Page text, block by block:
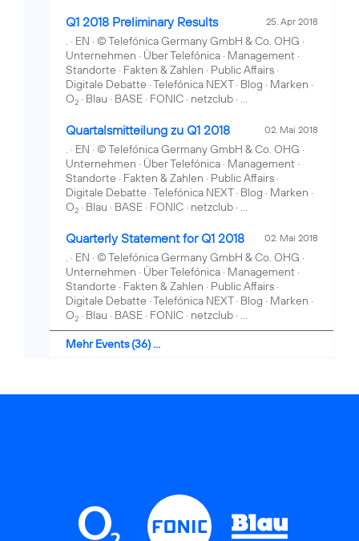
Q1 2018 Preliminary Results 25. Apr 2018
. · EN · © Telefónica Germany GmbH & Co. OHG ·
Unternehmen · Über Telefónica · Management ·
Standorte · Fakten & Zahlen · Public Affairs ·
Digitale Debatte · Telefónica NEXT · Blog · Marken ·
O2 · Blau · BASE · FONIC · netzclub · ...
Quartalsmitteilung zu Q1 2018 02. Mai 2018
. · EN · © Telefónica Germany GmbH & Co. OHG ·
Unternehmen · Über Telefónica · Management ·
Standorte · Fakten & Zahlen · Public Affairs ·
Digitale Debatte · Telefónica NEXT · Blog · Marken ·
O2 · Blau · BASE · FONIC · netzclub · ...
Quarterly Statement for Q1 2018 02. Mai 2018
. · EN · © Telefónica Germany GmbH & Co. OHG ·
Unternehmen · Über Telefónica · Management ·
Standorte · Fakten & Zahlen · Public Affairs ·
Digitale Debatte · Telefónica NEXT · Blog · Marken ·
O2 · Blau · BASE · FONIC · netzclub · ...
Mehr Events (36) ...